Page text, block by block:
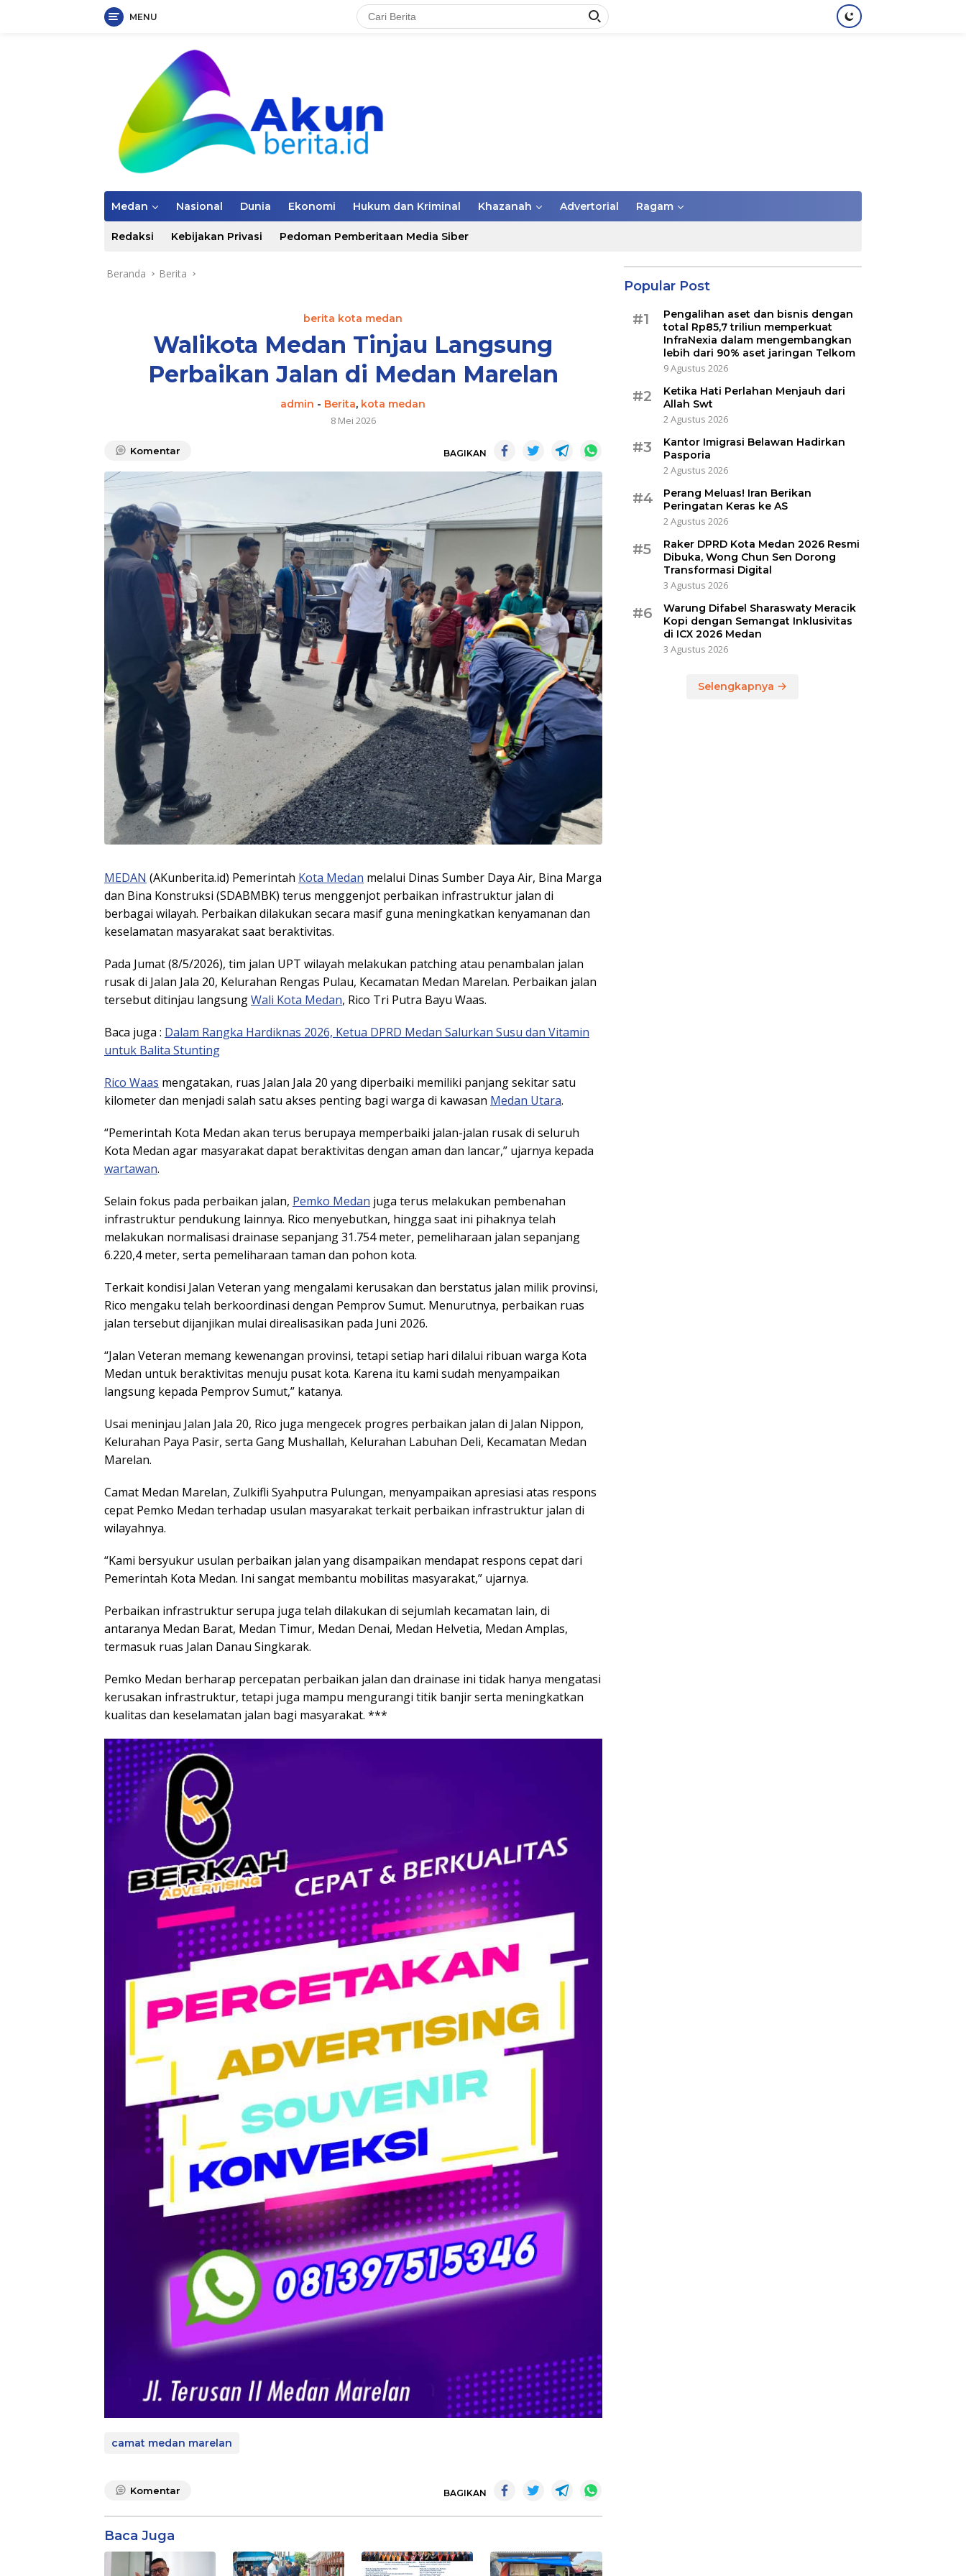
MENU
Medan Nasional Dunia Ekonomi Hukum dan Kriminal Khazanah Advertorial Ragam
Redaksi Kebijakan Privasi Pedoman Pemberitaan Media Siber
Beranda Berita
berita kota medan
Walikota Medan Tinjau Langsung
Perbaikan Jalan di Medan Marelan
admin - Berita, kota medan
8 Mei 2026
Komentar BAGIKAN
MEDAN (AKunberita.id) Pemerintah Kota Medan melalui Dinas Sumber Daya Air, Bina Marga
dan Bina Konstruksi (SDABMBK) terus menggenjot perbaikan infrastruktur jalan di
berbagai wilayah. Perbaikan dilakukan secara masif guna meningkatkan kenyamanan dan
keselamatan masyarakat saat beraktivitas.
Pada Jumat (8/5/2026), tim jalan UPT wilayah melakukan patching atau penambalan jalan
rusak di Jalan Jala 20, Kelurahan Rengas Pulau, Kecamatan Medan Marelan. Perbaikan jalan
tersebut ditinjau langsungWali Kota Medan, Rico Tri Putra Bayu Waas.
Baca juga : Dalam Rangka Hardiknas 2026, Ketua DPRD Medan Salurkan Susu dan Vitamin
untuk Balita Stunting
Rico Waas mengatakan, ruas Jalan Jala 20 yang diperbaiki memiliki panjang sekitar satu
kilometer dan menjadi salah satu akses penting bagi warga di kawasan Medan Utara.
“Pemerintah Kota Medan akan terus berupaya memperbaiki jalan-jalan rusak di seluruh
Kota Medan agar masyarakat dapat beraktivitas dengan aman dan lancar,” ujarnya kepada
wartawan.
Selain fokus pada perbaikan jalan, Pemko Medan juga terus melakukan pembenahan
infrastruktur pendukung lainnya. Rico menyebutkan, hingga saat ini pihaknya telah
melakukan normalisasi drainase sepanjang 31.754 meter, pemeliharaan jalan sepanjang
6.220,4 meter, serta pemeliharaan taman dan pohon kota.
Terkait kondisi Jalan Veteran yang mengalami kerusakan dan berstatus jalan milik provinsi,
Rico mengaku telah berkoordinasi dengan Pemprov Sumut. Menurutnya, perbaikan ruas
jalan tersebut dijanjikan mulai direalisasikan pada Juni 2026.
“Jalan Veteran memang kewenangan provinsi, tetapi setiap hari dilalui ribuan warga Kota
Medan untuk beraktivitas menuju pusat kota. Karena itu kami sudah menyampaikan
langsung kepada Pemprov Sumut,” katanya.
Usai meninjau Jalan Jala 20, Rico juga mengecek progres perbaikan jalan di Jalan Nippon,
Kelurahan Paya Pasir, serta Gang Mushallah, Kelurahan Labuhan Deli, Kecamatan Medan
Marelan.
Camat Medan Marelan, Zulkifli Syahputra Pulungan, menyampaikan apresiasi atas respons
cepat Pemko Medan terhadap usulan masyarakat terkait perbaikan infrastruktur jalan di
wilayahnya.
“Kami bersyukur usulan perbaikan jalan yang disampaikan mendapat respons cepat dari
Pemerintah Kota Medan. Ini sangat membantu mobilitas masyarakat,” ujarnya.
Perbaikan infrastruktur serupa juga telah dilakukan di sejumlah kecamatan lain, di
antaranya Medan Barat, Medan Timur, Medan Denai, Medan Helvetia, Medan Amplas,
termasuk ruas Jalan Danau Singkarak.
Pemko Medan berharap percepatan perbaikan jalan dan drainase ini tidak hanya mengatasi
kerusakan infrastruktur, tetapi juga mampu mengurangi titik banjir serta meningkatkan
kualitas dan keselamatan jalan bagi masyarakat. ***
camat medan marelan
Komentar BAGIKAN
Baca Juga
Popular Post
#1
Pengalihan aset dan bisnis dengan
total Rp85,7 triliun memperkuat
InfraNexia dalam mengembangkan
lebih dari 90% aset jaringan Telkom
9 Agustus 2026
#2
Ketika Hati Perlahan Menjauh dari
Allah Swt
2 Agustus 2026
#3
Kantor Imigrasi Belawan Hadirkan
Pasporia
2 Agustus 2026
#4
Perang Meluas! Iran Berikan
Peringatan Keras ke AS
2 Agustus 2026
#5
Raker DPRD Kota Medan 2026 Resmi
Dibuka, Wong Chun Sen Dorong
Transformasi Digital
3 Agustus 2026
#6
Warung Difabel Sharaswaty Meracik
Kopi dengan Semangat Inklusivitas
di ICX 2026 Medan
3 Agustus 2026
Selengkapnya